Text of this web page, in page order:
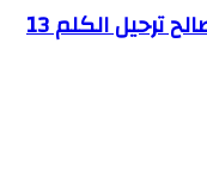
بلدية الميناء تنظم قافلة صحية لصالح ترحيل الكلم 13